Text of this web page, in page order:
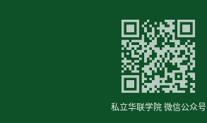
私立华联学院 微信公众号